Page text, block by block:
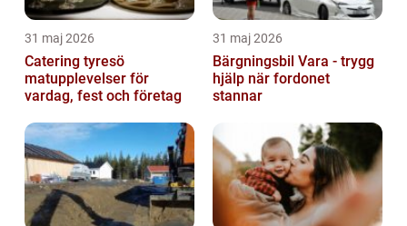
31 maj 2026
Catering tyresö
matupplevelser för
vardag, fest och företag
31 maj 2026
Bärgningsbil Vara - trygg
hjälp när fordonet
stannar